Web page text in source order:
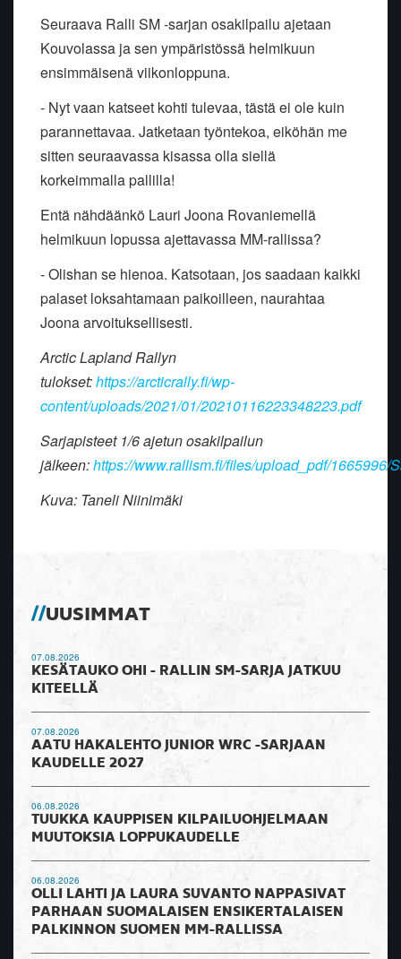
Seuraava Ralli SM -sarjan osakilpailu ajetaan
Kouvolassa ja sen ympäristössä helmikuun
ensimmäisenä viikonloppuna.
- Nyt vaan katseet kohti tulevaa, tästä ei ole kuin
parannettavaa. Jatketaan työntekoa, eiköhän me
sitten seuraavassa kisassa olla siellä
korkeimmalla pallilla!
Entä nähdäänkö Lauri Joona Rovaniemellä
helmikuun lopussa ajettavassa MM-rallissa?
- Olishan se hienoa. Katsotaan, jos saadaan kaikki
palaset loksahtamaan paikoilleen, naurahtaa
Joona arvoituksellisesti.
Arctic Lapland Rallyn
tulokset:https://arcticrally.fi/wp-
content/uploads/2021/01/20210116223348223.pdf
Sarjapisteet 1/6 ajetun osakilpailun
jälkeen:https://www.rallism.fi/files/upload_pdf/1665996/
Kuva: Taneli Niinimäki
UUSIMMAT
07.08.2026
KESÄTAUKO OHI - RALLIN SM-SARJA JATKUU
KITEELLÄ
07.08.2026
AATU HAKALEHTO JUNIOR WRC -SARJAAN
KAUDELLE 2027
06.08.2026
TUUKKA KAUPPISEN KILPAILUOHJELMAAN
MUUTOKSIA LOPPUKAUDELLE
06.08.2026
OLLI LAHTI JA LAURA SUVANTO NAPPASIVAT
PARHAAN SUOMALAISEN ENSIKERTALAISEN
PALKINNON SUOMEN MM-RALLISSA